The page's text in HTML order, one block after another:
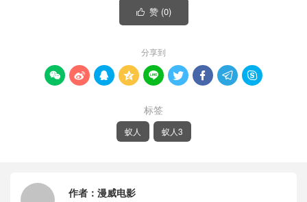
 赞 (0)
分享到
        
标签
蚁人 蚁人3
作者： 漫威电影